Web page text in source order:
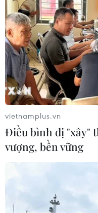
máy điện rác
30/12/2025 08:21
Dự án nhằm đầu tư
điện với mục tiêu
điện và sẽ xử lý rác cho
Ân, Đất Mũi, Năm
vietnamplus.vn
Điều bình dị "xây"
vượng, bền vững